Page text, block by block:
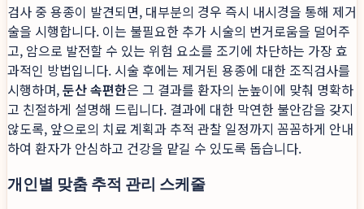
검사 중 용종이 발견되면, 대부분의 경우 즉시 내시경을 통해 제거
술을 시행합니다. 이는 불필요한 추가 시술의 번거로움을 덜어주
고, 암으로 발전할 수 있는 위험 요소를 조기에 차단하는 가장 효
과적인 방법입니다. 시술 후에는 제거된 용종에 대한 조직검사를
시행하며,둔산 속편한은 그 결과를 환자의 눈높이에 맞춰 명확하
고 친절하게 설명해 드립니다. 결과에 대한 막연한 불안감을 갖지
않도록, 앞으로의 치료 계획과 추적 관찰 일정까지 꼼꼼하게 안내
하여 환자가 안심하고 건강을 맡길 수 있도록 돕습니다.
개인별 맞춤 추적 관리 스케줄